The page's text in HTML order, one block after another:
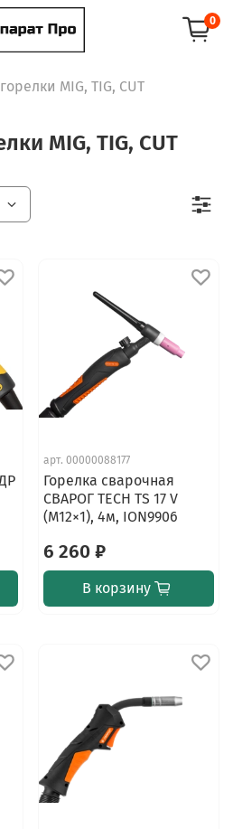
0
MIG, TIG, CUT
MIG, TIG, CUT
арт. 00000088177
Горелка сварочная
СВАРОГ TECH TS 17 V
(M12×1), 4м, ION9906
6 260 ₽
В корзину